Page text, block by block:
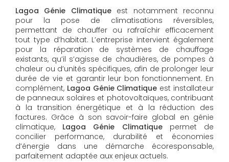
Lagoa Génie Climatiqueest notamment reconnu
pour la pose de climatisations réversibles,
permettant de chauffer ou rafraîchir efficacement
tout type d’habitat. L’entreprise intervient également
pour la réparation de systèmes de chauffage
existants, qu’il s’agisse de chaudières, de pompes à
chaleur ou d’unités spécifiques, afin de prolonger leur
durée de vie et garantir leur bon fonctionnement. En
complément, Lagoa Génie Climatique est installateur
de panneaux solaires et photovoltaïques, contribuant
à la transition énergétique et à la réduction des
factures. Grâce à son savoir-faire global en génie
climatique, Lagoa Génie Climatiquepermet de
concilier performance, durabilité et économies
d’énergie dans une démarche écoresponsable,
parfaitement adaptée aux enjeux actuels.